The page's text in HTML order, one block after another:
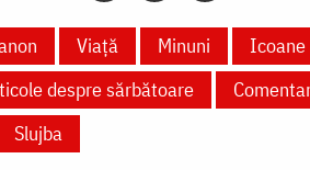
Viață Minuni Icoane
despre sărbătoare
Slujba